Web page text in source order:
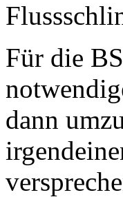
Für die
dann